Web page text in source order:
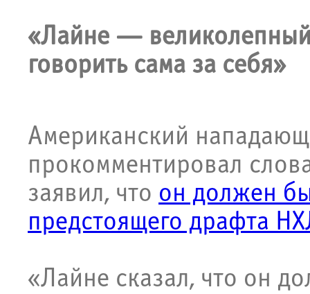
«Лайне —
говорить сама за себя»
Американский
прокомментировал
заявил, что он должен
предстоящего драфта
«Лайне сказал, что он